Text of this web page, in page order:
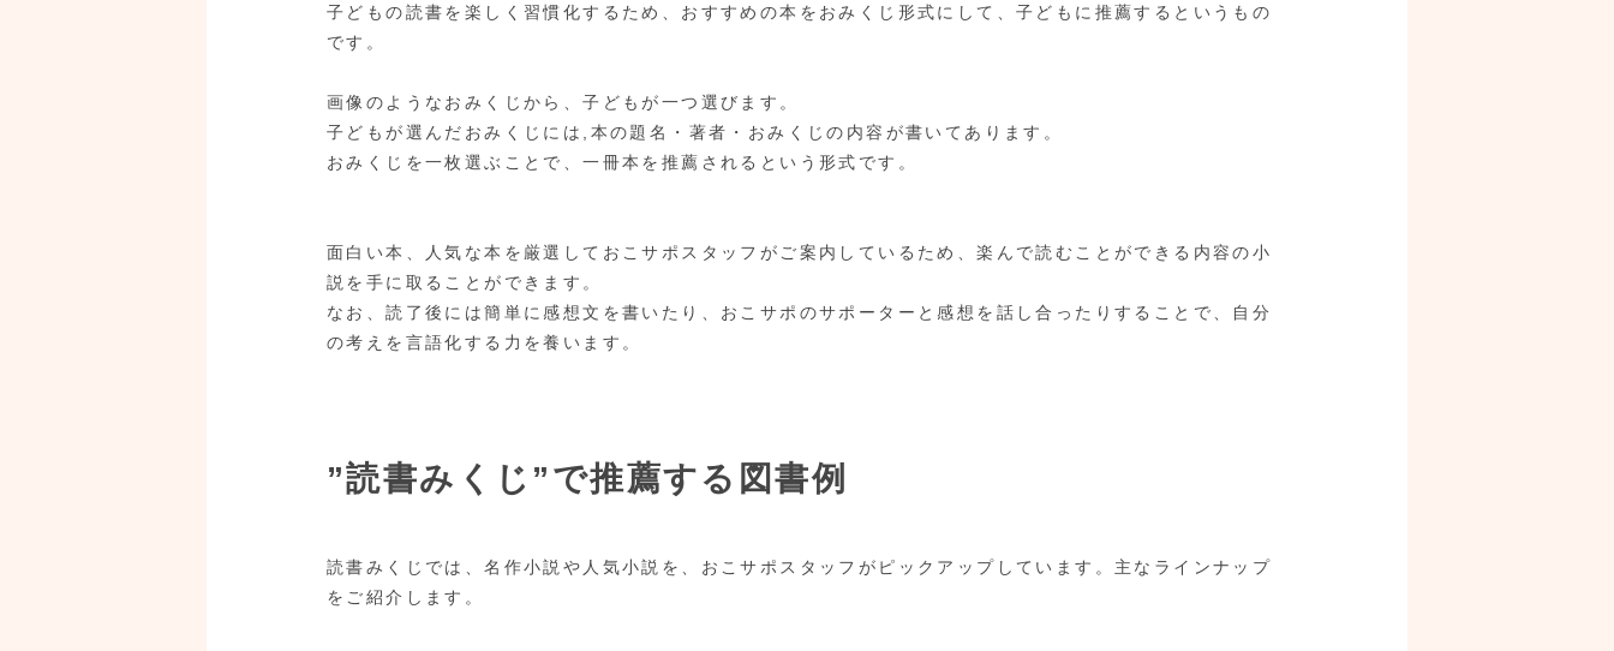
子どもの読書を楽しく習慣化するため、おすすめの本をおみくじ形式にして、子どもに推薦するというもの
です。
画像のようなおみくじから、子どもが一つ選びます。
子どもが選んだおみくじには,本の題名・著者・おみくじの内容が書いてあります。
おみくじを一枚選ぶことで、一冊本を推薦されるという形式です。
面白い本、人気な本を厳選しておこサポスタッフがご案内しているため、楽んで読むことができる内容の小
説を手に取ることができます。
なお、読了後には簡単に感想文を書いたり、おこサポのサポーターと感想を話し合ったりすることで、自分
の考えを言語化する力を養います。
”読書みくじ”で推薦する図書例
読書みくじでは、名作小説や人気小説を、おこサポスタッフがピックアップしています。主なラインナップ
をご紹介します。